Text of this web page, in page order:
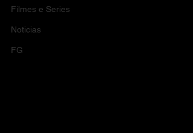
Filmes e Series
Noticias
FG